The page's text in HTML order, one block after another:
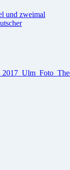
und zweimal